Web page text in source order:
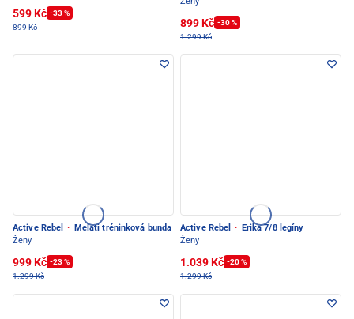
599 Kč -33 %
899 Kč
899 Kč -30 %
1.299 Kč
Active Rebel ·
Melati tréninková bunda
Ženy
999 Kč -23 %
1.299 Kč
Active Rebel ·
Erika 7/8 legíny
Ženy
1.039 Kč -20 %
1.299 Kč